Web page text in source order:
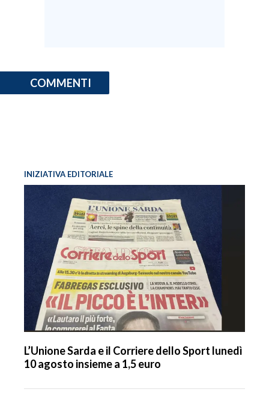
COMMENTI
INIZIATIVA EDITORIALE
L’Unione Sarda e il Corriere dello Sport lunedì
10 agosto insieme a 1,5 euro